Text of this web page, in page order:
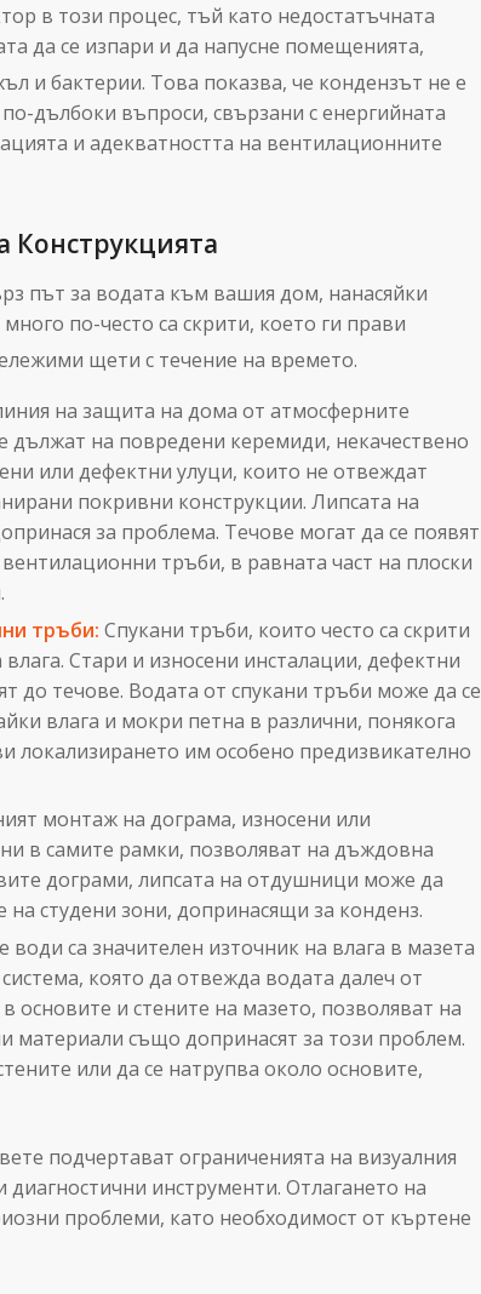
в този процес, тъй като недостатъчната
да се изпари и да напусне помещенията,
и бактерии. Това показва, че кондензът не е
дълбоки въпроси, свързани с енергийната
и адекватността на вентилационните
Конструкцията
път за водата към вашия дом, нанасяйки
по-често са скрити, което ги прави
щети с течение на времето.
на защита на дома от атмосферните
дължат на повредени керемиди, некачествено
или дефектни улуци, които не отвеждат
покривни конструкции. Липсата на
за проблема. Течове могат да се появят
тръби, в равната част на плоски
тръби: Спукани тръби, които често са скрити
Стари и износени инсталации, дефектни
течове. Водата от спукани тръби може да се
влага и мокри петна в различни, понякога
локализирането им особено предизвикателно
монтаж на дограма, износени или
в самите рамки, позволяват на дъждовна
дограми, липсата на отдушници може да
студени зони, допринасящи за конденз.
води са значителен източник на влага в мазета
която да отвежда водата далеч от
основите и стените на мазето, позволяват на
материали също допринасят за този проблем.
или да се натрупва около основите,
подчертават ограниченията на визуалния
инструменти. Отлагането на
проблеми, като необходимост от къртене